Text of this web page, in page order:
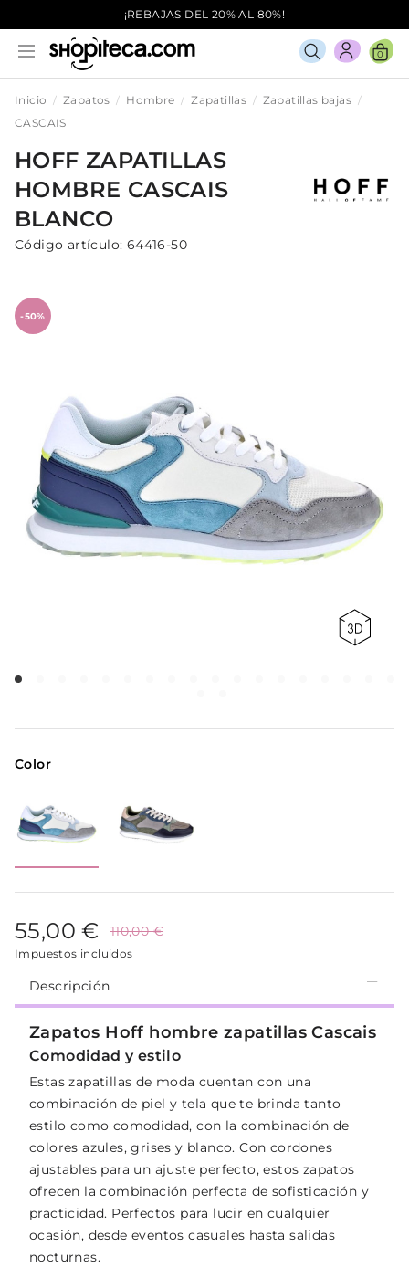
¡REBAJAS DEL 20% AL 80%!
0
Inicio Zapatos Hombre Zapatillas
Zapatillas bajas
CASCAIS
HOFF ZAPATILLAS
HOMBRE CASCAIS
BLANCO
Código artículo: 64416-50
-50%
Color
55,00 € 110,00 €
Impuestos incluidos
Descripción
Zapatos Hoff hombre zapatillas Cascais
Comodidad y estilo
Estas zapatillas de moda cuentan con una
combinación de piel y tela que te brinda tanto
estilo como comodidad, con la combinación de
colores azules, grises y blanco. Con cordones
ajustables para un ajuste perfecto, estos zapatos
ofrecen la combinación perfecta de sofisticación y
practicidad. Perfectos para lucir en cualquier
ocasión, desde eventos casuales hasta salidas
nocturnas.